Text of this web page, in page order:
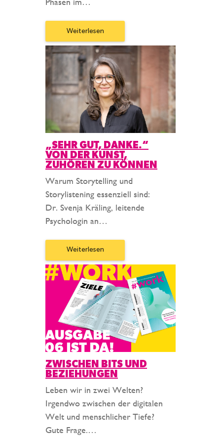
Weiterlesen
„SEHR GUT, DANKE.“
VON DER KUNST,
ZUHÖREN ZU KÖNNEN
Warum Storytelling und
Storylistening essenziell sind:
Dr. Svenja Kräling, leitende
Psychologin an…
Weiterlesen
ZWISCHEN BITS UND
BEZIEHUNGEN
Leben wir in zwei Welten?
Irgendwo zwischen der digitalen
Welt und menschlicher Tiefe?
Gute Frage.…